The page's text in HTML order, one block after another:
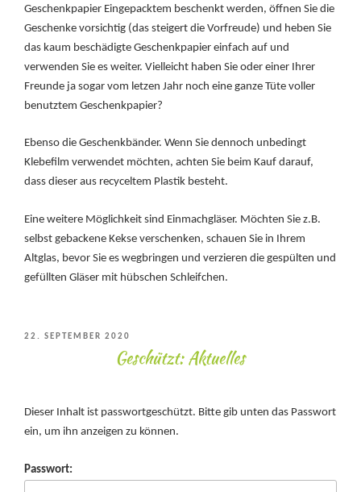
Geschenkpapier Eingepacktem beschenkt werden, öffnen Sie die
Geschenke vorsichtig (das steigert die Vorfreude) und heben Sie
das kaum beschädigte Geschenkpapier einfach auf und
verwenden Sie es weiter. Vielleicht haben Sie oder einer Ihrer
Freunde ja sogar vom letzen Jahr noch eine ganze Tüte voller
benutztem Geschenkpapier?
Ebenso die Geschenkbänder. Wenn Sie dennoch unbedingt
Klebefilm verwendet möchten, achten Sie beim Kauf darauf,
dass dieser aus recyceltem Plastik besteht.
Eine weitere Möglichkeit sind Einmachgläser. Möchten Sie z.B.
selbst gebackene Kekse verschenken, schauen Sie in Ihrem
Altglas, bevor Sie es wegbringen und verzieren die gespülten und
gefüllten Gläser mit hübschen Schleifchen.
VERÖFFENTLICHT
22. SEPTEMBER 2020
Geschützt: Aktuelles
Dieser Inhalt ist passwortgeschützt. Bitte gib unten das Passwort
ein, um ihn anzeigen zu können.
Passwort: